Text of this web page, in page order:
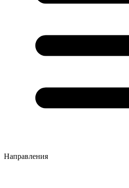
Направления